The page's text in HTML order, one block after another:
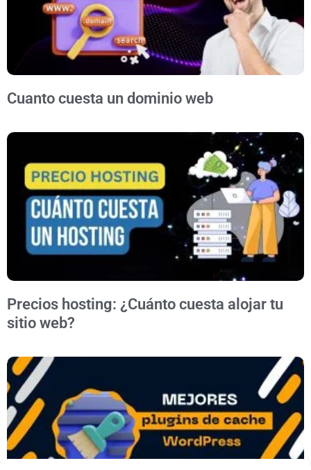
Cuanto cuesta un dominio web
Precios hosting: ¿Cuánto cuesta alojar tu
sitio web?